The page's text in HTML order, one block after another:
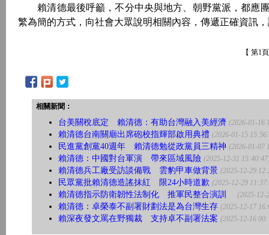
賴清德最後呼籲，不分中央與地方、朝野黨派，都應
繁為簡的方式，向社會大眾說明相關內容，傳遞正確資訊
【 第1
相關新聞：
台美關稅底定 賴清德：有助台灣融入美經濟 (2026-01-16
賴清德台南關廟出席砲校指輝部啟用典禮 (2026-01-15
民進黨創黨40週年 賴清德勉從政黨員三精神 (2026-01-07
賴清德：中國對台軍演 帶來區域風險 (2025-12-31
賴清德兵工廠受訪談備戰 雲豹甲車做背景 (2025-12-29
民眾黨批賴清德造謠抹紅 限24小時道歉 (2025-12-29
賴清德指示防衛韌性法制化 推軍民整合演訓 (2025-12-
賴清德：卓榮泰不副署財劃法是為台灣生存 (2025-12-17
賴深夜發文罵在野獨裁 支持卓不副署法案 (2025-12-16